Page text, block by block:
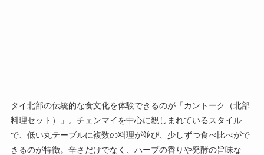
タイ北部の伝統的な食文化を体験できるのが「カントーク（北部
料理セット）」。チェンマイを中心に親しまれているスタイル
で、低い丸テーブルに複数の料理が並び、少しずつ食べ比べがで
きるのが特徴。辛さだけでなく、ハーブの香りや発酵の旨味な